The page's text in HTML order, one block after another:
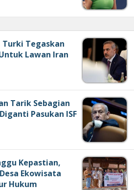
Turki Tegaskan
Lawan Iran
Tarik Sebagian
Pasukan ISF
Kepastian,
Ekowisata
Hukum